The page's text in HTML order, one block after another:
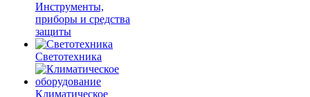
Инструменты,
приборы и средства
защиты
Светотехника
Климатическое